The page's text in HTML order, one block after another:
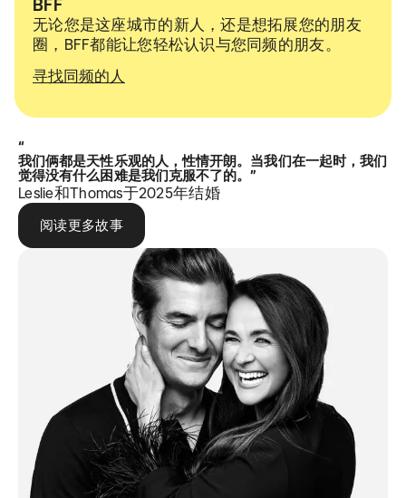
无论您是这座城市​的​新人，​还是​想​拓展​您的​朋友​
圈，​BFF​都能​让您​轻松​认识​与​您​同频​的​朋友。
寻找同频的人
“
我们俩都是天性乐观的人，性情开朗。当我们在一起时，我们
觉得没有什么困难是我们克服不了的。”
Leslie和Thomas于2025年结婚
阅读更多故事